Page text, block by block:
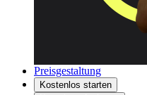
Preisgestaltung
Kostenlos starten